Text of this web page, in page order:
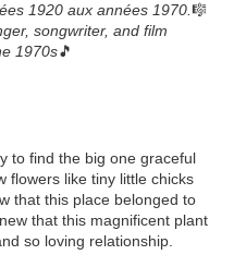
1920 aux années 1970. 🎼
songwriter, and film
1970s🎵
to find the big one graceful
flowers like tiny little chicks
that this place belonged to
that this magnificent plant
so loving relationship.